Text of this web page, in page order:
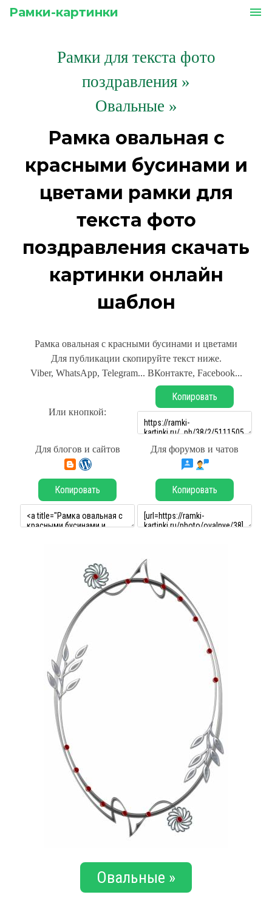
Рамки-картинки menu
Рамки для текста фото
поздравления »
Овальные »
Рамка овальная с
красными бусинами и
цветами рамки для
текста фото
поздравления скачать
картинки онлайн
шаблон
Рамка овальная с красными бусинами и цветами
Для публикации скопируйте текст ниже.
Viber, WhatsApp, Telegram... ВКонтакте, Facebook...
Или кнопкой:
Копировать
Для блогов и сайтов Для форумов и чатов
Копировать Копировать
Овальные »